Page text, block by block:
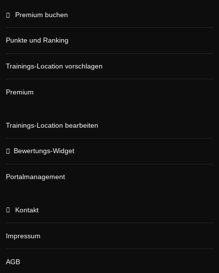
Premium buchen
Punkte und Ranking
Trainings-Location vorschlagen
Premium
Trainings-Location bearbeiten
Bewertungs-Widget
Portalmanagement
Kontakt
Impressum
AGB